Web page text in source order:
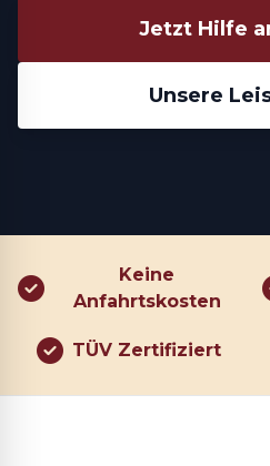
Jetzt Hilfe
Unsere
Keine
Anfahrtskosten
TÜV Zertifiziert